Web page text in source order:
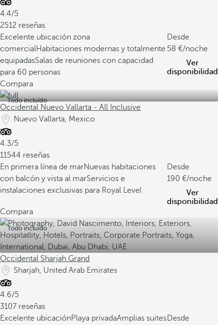
4.4/5
2512 reseñas
Excelente ubicación zona
comercialHabitaciones modernas y totalmente
equipadasSalas de reuniones con capacidad
para 60 personas
Desde
58
/noche
Ver
disponibilidad
Compara
Todo incluido
Occidental Nuevo Vallarta - All Inclusive
Nuevo Vallarta, Mexico
4.3/5
11544 reseñas
En primera línea de marNuevas habitaciones
con balcón y vista al marServicios e
instalaciones exclusivas para Royal Level
Desde
190
/noche
Ver
disponibilidad
Compara
Todo incluido
Occidental Sharjah Grand
Sharjah, United Arab Emirates
4.6/5
3107 reseñas
Excelente ubicaciónPlaya privadaAmplias suitesDesde